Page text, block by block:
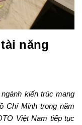
năng
kiến trúc mang
Chí Minh trong năm
Việt Nam tiếp tục